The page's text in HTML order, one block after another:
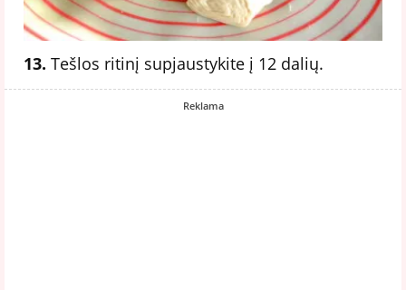
13. Tešlos ritinį supjaustykite į 12 dalių.
Reklama